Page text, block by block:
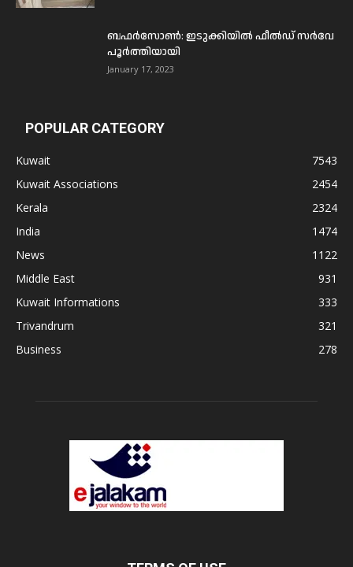
ബഫര്‍സോണ്‍: ഇടുക്കിയില്‍ ഫീല്‍ഡ് സര്‍വേ
പൂര്‍ത്തിയായി
January 17, 2023
POPULAR CATEGORY
Kuwait
7543
Kuwait Associations
2454
Kerala
2324
India
1474
News
1122
Middle East
931
Kuwait Informations
333
Trivandrum
321
Business
278